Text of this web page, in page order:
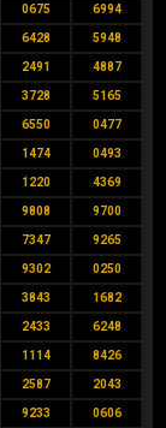
0675 6994
6428 5948
2491 4887
3728 5165
6550 0477
1474 0493
1220 4369
9808 9700
7347 9265
9302 0250
3843 1682
2433 6248
1114 8426
2587 2043
9233 0606